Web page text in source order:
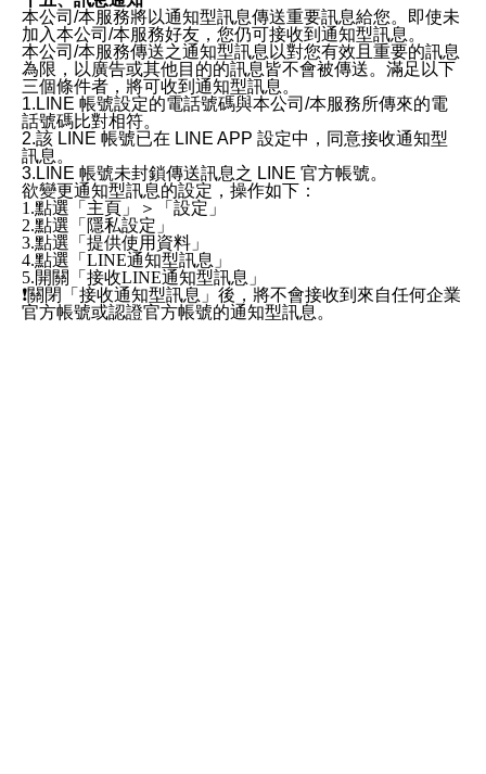
本公司/本服務將以通知型訊息傳送重要訊息給您。即使未
加入本公司/本服務好友，您仍可接收到通知型訊息。
本公司/本服務傳送之通知型訊息以對您有效且重要的訊息
為限，以廣告或其他目的的訊息皆不會被傳送。滿足以下
三個條件者，將可收到通知型訊息。
1.LINE 帳號設定的電話號碼與本公司/本服務所傳來的電
話號碼比對相符。
2.該 LINE 帳號已在 LINE APP 設定中，同意接收通知型
訊息。
3.LINE 帳號未封鎖傳送訊息之 LINE 官方帳號。
欲變更通知型訊息的設定，操作如下：
1.點選「主頁」＞「設定」
2.點選「隱私設定」
3.點選「提供使用資料」
4.點選「LINE通知型訊息」
5.開關「接收LINE通知型訊息」
❗️關閉「接收通知型訊息」後，將不會接收到來自任何企業
官方帳號或認證官方帳號的通知型訊息。